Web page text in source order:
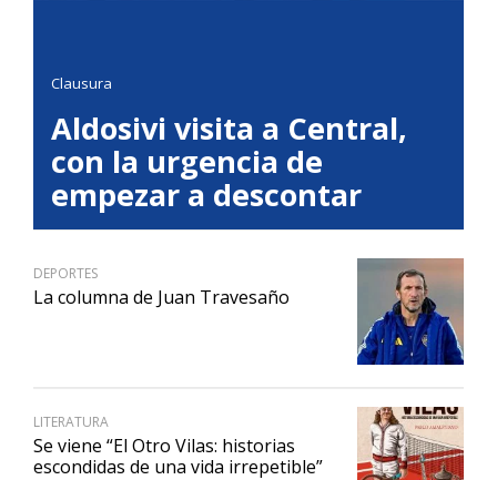
Clausura
Aldosivi visita a Central,
con la urgencia de
empezar a descontar
DEPORTES
La columna de Juan Travesaño
LITERATURA
Se viene “El Otro Vilas: historias
escondidas de una vida irrepetible”